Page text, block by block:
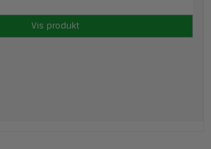
Vis produkt